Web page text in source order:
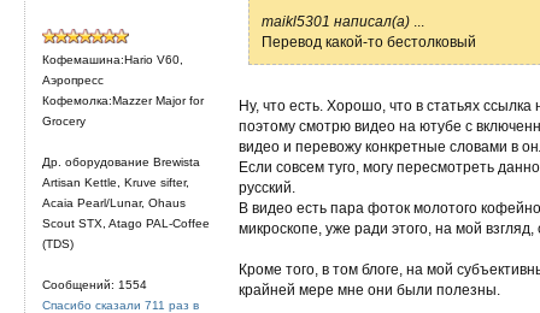
Кофемашина:Hario V60,
Аэропресс
Кофемолка:Mazzer Major for
Grocery
Др. оборудование Brewista
Artisan Kettle, Kruve sifter,
Acaia Pearl/Lunar, Ohaus
Scout STX, Atago PAL-Coffee
(TDS)
Сообщений: 1554
Спасибо сказали 711 раз в
maikl5301 написал(а)
Перевод какой-то бестолковый
Ну, что есть. Хорошо, что в статьях
поэтому смотрю видео на ютубе с
видео и перевожу конкретные словами в
Если совсем туго, могу пересмотреть
русский.
В видео есть пара фоток молотого
микроскопе, уже ради этого, на мой взгляд,
Кроме того, в том блоге, на мой
крайней мере мне они были полезны.